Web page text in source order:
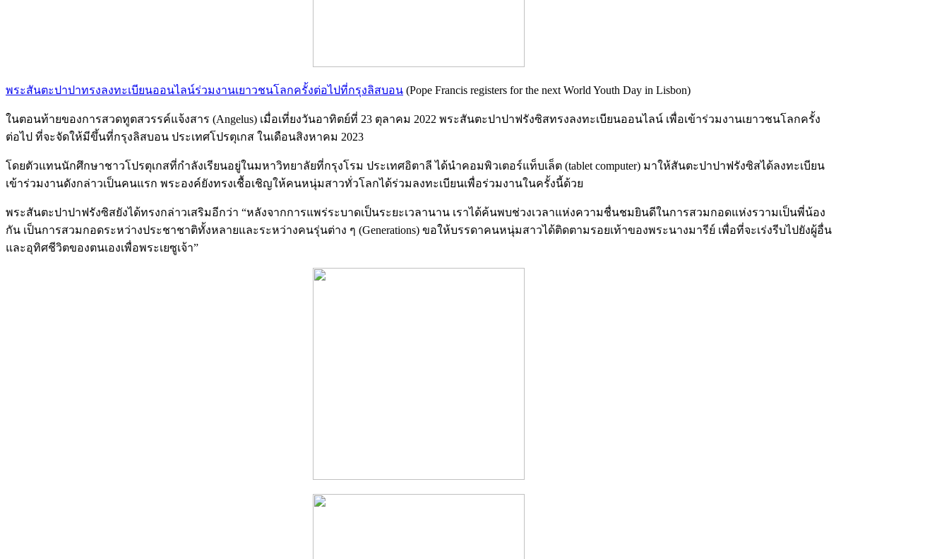
พระสันตะปาปาทรงลงทะเบียนออนไลน์ร่วมงานเยาวชนโลกครั้งต่อไปที่กรุงลิสบอน (Pope Francis registers for the next World Youth Day in Lisbon)
ในตอนท้ายของการสวดทูตสวรรค์แจ้งสาร (Angelus) เมื่อเที่ยงวันอาทิตย์ที่ 23 ตุลาคม 2022 พระสันตะปาปาฟรังซิสทรงลงทะเบียนออนไลน์ เพื่อเข้าร่วมงานเยาวชนโลกครั้ง
ต่อไป ที่จะจัดให้มีขึ้นที่กรุงลิสบอน ประเทศโปรตุเกส ในเดือนสิงหาคม 2023
โดยตัวแทนนักศึกษาชาวโปรตุเกสที่กำลังเรียนอยู่ในมหาวิทยาลัยที่กรุงโรม ประเทศอิตาลี ได้นำคอมพิวเตอร์แท็บเล็ต (tablet computer) มาให้สันตะปาปาฟรังซิสได้ลงทะเบียน
เข้าร่วมงานดังกล่าวเป็นคนแรก พระองค์ยังทรงเชื้อเชิญให้คนหนุ่มสาวทั่วโลกได้ร่วมลงทะเบียนเพื่อร่วมงานในครั้งนี้ด้วย
พระสันตะปาปาฟรังซิสยังได้ทรงกล่าวเสริมอีกว่า “หลังจากการแพร่ระบาดเป็นระยะเวลานาน เราได้ค้นพบช่วงเวลาแห่งความชื่นชมยินดีในการสวมกอดแห่งรวามเป็นพี่น้อง
กัน เป็นการสวมกอดระหว่างประชาชาติทั้งหลายและระหว่างคนรุ่นต่าง ๆ (Generations) ขอให้บรรดาคนหนุ่มสาวได้ติดตามรอยเท้าของพระนางมารีย์ เพื่อที่จะเร่งรีบไปยังผู้อื่น
และอุทิศชีวิตของตนเองเพื่อพระเยซูเจ้า”